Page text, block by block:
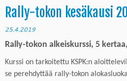
Rally-tokon kesäkausi
25.4.2019
Rally-tokon alkeiskurssi, 5
Kurssi on tarkoitettu KSPK:n
se perehdyttää rally-tokon